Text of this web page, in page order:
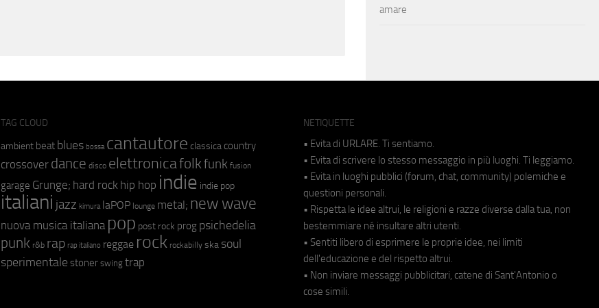
amare
TAG CLOUD
ambient beat blues bossa cantautore classica country
crossover dance disco elettronicafolkfunk fusion
garage Grunge; hard rock hip hop indie indie pop
italiani jazz kimura laPOP lounge metal; new wave
nuova musica italiana pop post rock prog psichedelia
punk r&b rap rap italiano reggae rock rockabilly ska soul
sperimentale stoner swing trap
NETIQUETTE
• Evita di URLARE. Ti sentiamo.
• Evita di scrivere lo stesso messaggio in più luoghi. Ti leggiamo.
• Evita in luoghi pubblici (forum, chat, community) polemiche e
questioni personali.
• Rispetta le idee altrui, le religioni e razze diverse dalla tua, non
bestemmiare né insultare altri utenti.
• Sentiti libero di esprimere le proprie idee, nei limiti
dell'educazione e del rispetto altrui.
• Non inviare messaggi pubblicitari, catene di Sant'Antonio o
cose simili.